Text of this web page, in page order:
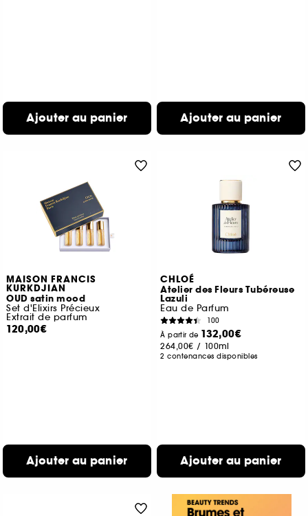
Ajouter au panier Ajouter au panier
MAISON FRANCIS
KURKDJIAN
OUD satin mood
Set d'Elixirs Précieux
Extrait de parfum
120,00€
Ajouter au panier
CHLOÉ
Atelier des Fleurs Tubéreuse
Lazuli
Eau de Parfum
100
À partir de 132,00€
264,00€ / 100ml
2 contenances disponibles
Ajouter au panier